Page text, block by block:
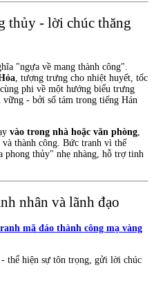
thủy - lời chúc thăng
"ngựa về mang thành công".
, tượng trưng cho nhiệt huyết, tốc
cùng phi về một hướng biểu trưng
- bởi số tám trong tiếng Hán
vào trong nhà hoặc văn phòng
thành công. Bức tranh vì thế
phong thủy" nhẹ nhàng, hỗ trợ tinh
nhân và lãnh đạo
mã đáo thành công mạ vàng
- thể hiện sự tôn trọng, gửi lời chúc